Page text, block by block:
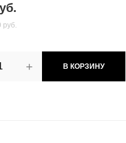
руб.
+ В КОРЗИНУ